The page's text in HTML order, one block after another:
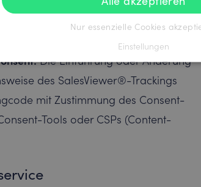
falsch implementiert wird. Stellen
Website integriert ist.
Die Einführung oder Änderung
des SalesViewer®-Trackings
mit Zustimmung des Consent-
Tools oder CSPs (Content-
Nur essenzielle Cookies
Einstellungen